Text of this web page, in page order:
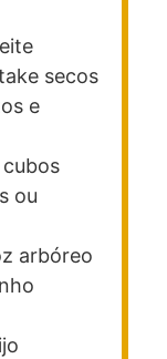
secos
e
ou
arbóreo